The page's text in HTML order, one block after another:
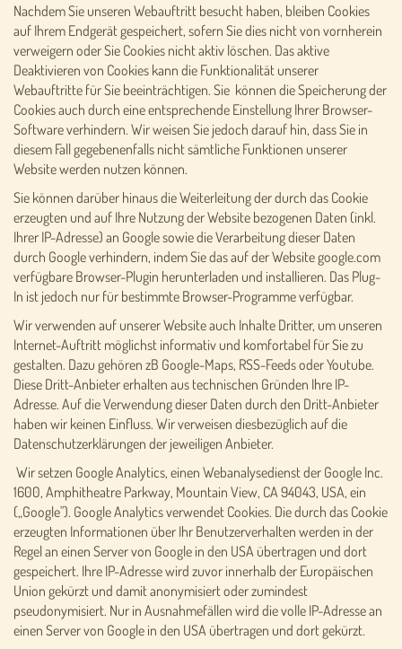
Nachdem Sie unseren Webauftritt besucht haben, bleiben Cookies
auf Ihrem Endgerät gespeichert, sofern Sie dies nicht von vornherein
verweigern oder Sie Cookies nicht aktiv löschen. Das aktive
Deaktivieren von Cookies kann die Funktionalität unserer
Webauftritte für Sie beeinträchtigen. Sie können die Speicherung der
Cookies auch durch eine entsprechende Einstellung Ihrer Browser-
Software verhindern. Wir weisen Sie jedoch darauf hin, dass Sie in
diesem Fall gegebenenfalls nicht sämtliche Funktionen unserer
Website werden nutzen können.
Sie können darüber hinaus die Weiterleitung der durch das Cookie
erzeugten und auf Ihre Nutzung der Website bezogenen Daten (inkl.
Ihrer IP-Adresse) an Google sowie die Verarbeitung dieser Daten
durch Google verhindern, indem Sie das auf der Website google.com
verfügbare Browser-Plugin herunterladen und installieren. Das Plug-
In ist jedoch nur für bestimmte Browser-Programme verfügbar.
Wir verwenden auf unserer Website auch Inhalte Dritter, um unseren
Internet-Auftritt möglichst informativ und komfortabel für Sie zu
gestalten. Dazu gehören zB Google-Maps, RSS-Feeds oder Youtube.
Diese Dritt-Anbieter erhalten aus technischen Gründen Ihre IP-
Adresse. Auf die Verwendung dieser Daten durch den Dritt-Anbieter
haben wir keinen Einfluss. Wir verweisen diesbezüglich auf die
Datenschutzerklärungen der jeweiligen Anbieter.
Wir setzen Google Analytics, einen Webanalysedienst der Google Inc.
1600, Amphitheatre Parkway, Mountain View, CA 94043, USA, ein
(„Google"). Google Analytics verwendet Cookies. Die durch das Cookie
erzeugten Informationen über Ihr Benutzerverhalten werden in der
Regel an einen Server von Google in den USA übertragen und dort
gespeichert. Ihre IP-Adresse wird zuvor innerhalb der Europäischen
Union gekürzt und damit anonymisiert oder zumindest
pseudonymisiert. Nur in Ausnahmefällen wird die volle IP-Adresse an
einen Server von Google in den USA übertragen und dort gekürzt.